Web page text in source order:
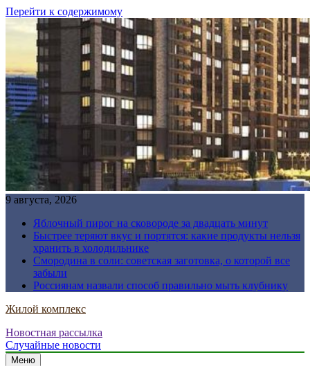
Перейти к содержимому
9 августа, 2026
Яблочный пирог на сковороде за двадцать минут
Быстрее теряют вкус и портятся: какие продукты нельзя
хранить в холодильнике
Смородина в соли: советская заготовка, о которой все
забыли
Россиянам назвали способ правильно мыть клубнику
Жилой комплекс
Новостная рассылка
Случайные новости
Меню